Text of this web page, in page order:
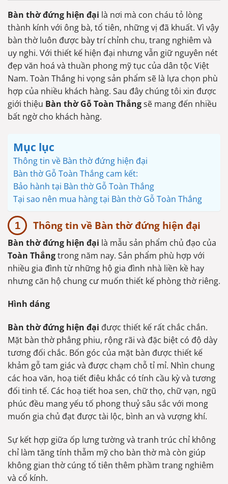
Bàn thờ đứng hiện đại là nơi mà con cháu tỏ lòng
thành kính với ông bà, tổ tiên, những vị đã khuất. Vì vậy
bàn thờ luôn được bày trí chỉnh chu, trang nghiêm và
uy nghi. Với thiết kế hiện đại nhưng vẫn giữ nguyên nét
đẹp văn hoá và thuần phong mỹ tục của dân tộc Việt
Nam. Toàn Thắng hi vọng sản phẩm sẽ là lựa chọn phù
hợp của nhiều khách hàng. Sau đây chúng tôi xin được
giới thiệu Bàn thờ Gỗ Toàn Thắngsẽ mang đến nhiều
bất ngờ cho khách hàng.
Mục lục
Thông tin về Bàn thờ đứng hiện đại
Bàn thờ Gỗ Toàn Thắng cam kết:
Bảo hành tại Bàn thờ Gỗ Toàn Thắng
Tại sao nên mua hàng tại Bàn thờ Gỗ Toàn Thắng
Thông tin về Bàn thờ đứng hiện đại
Bàn thờ đứng hiện đại là mẫu sản phẩm chủ đạo của
Toàn Thắngtrong năm nay. Sản phẩm phù hợp với
nhiều gia đình từ những hộ gia đình nhà liền kề hay
nhưng căn hộ chung cư muốn thiết kế phòng thờ riêng.
Hình dáng
Bàn thờ đứng hiện đại được thiết kế rất chắc chắn.
Mặt bàn thờ phẳng phiu, rộng rãi và đặc biệt có độ dày
tương đối chắc. Bốn góc của mặt bàn được thiết kế
khảm gỗ tam giác và được chạm chỗ tỉ mỉ. Nhìn chung
các hoa văn, hoạ tiết điêu khắc có tính cầu kỳ và tương
đối tinh tế. Các hoạ tiết hoa sen, chữ thọ, chữ vạn, ngũ
phúc đều mang yếu tố phong thuỷ sâu sắc với mong
muốn gia chủ đạt được tài lộc, bình an và vượng khí.
Sự kết hợp giữa ốp lưng tường và tranh trúc chỉ không
chỉ làm tăng tính thẫm mỹ cho bàn thờ mà còn giúp
không gian thờ cúng tổ tiên thêm phầm trang nghiêm
và cổ kính.